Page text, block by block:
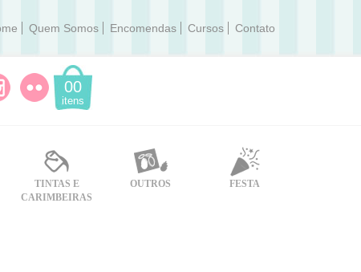
Quem Somos Encomendas Cursos Contato
00
itens
TINTAS E
CARIMBEIRAS
OUTROS FESTA